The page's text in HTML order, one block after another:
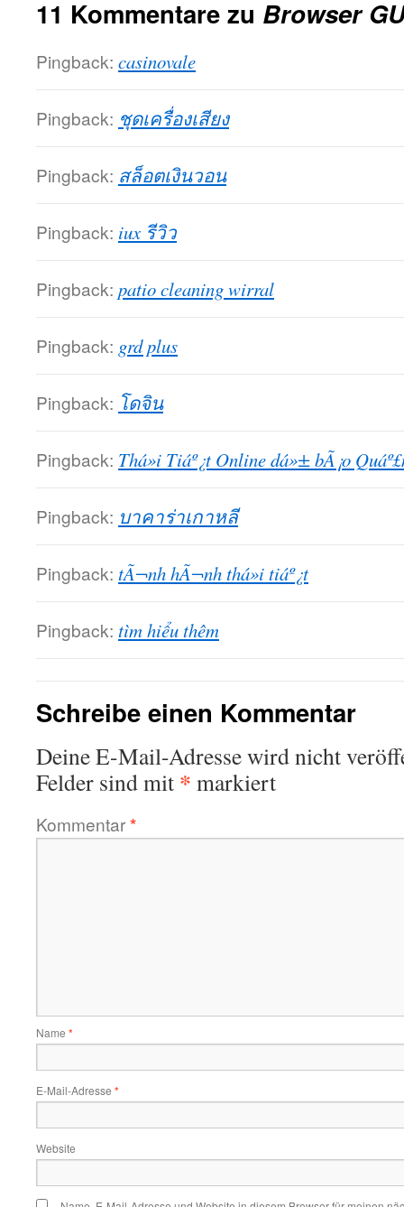
11 Kommentare zu Browser
Pingback: casinovale
Pingback: ชุดเครื่องเสียง
Pingback: สล็อตเงินวอน
Pingback: iux รีวิว
Pingback: patio cleaning wirral
Pingback: grd plus
Pingback: โดจิน
Pingback: Thá»i Tiáº¿t Online dá»± bÃ¡o
Pingback: บาคาร่าเกาหลี
Pingback: tÃ¬nh hÃ¬nh thá»i tiáº¿t
Pingback: tìm hiểu thêm
Schreibe einen Kommentar
Deine E-Mail-Adresse wird nicht
Felder sind mit * markiert
Kommentar*
Name *
E-Mail-Adresse *
Website